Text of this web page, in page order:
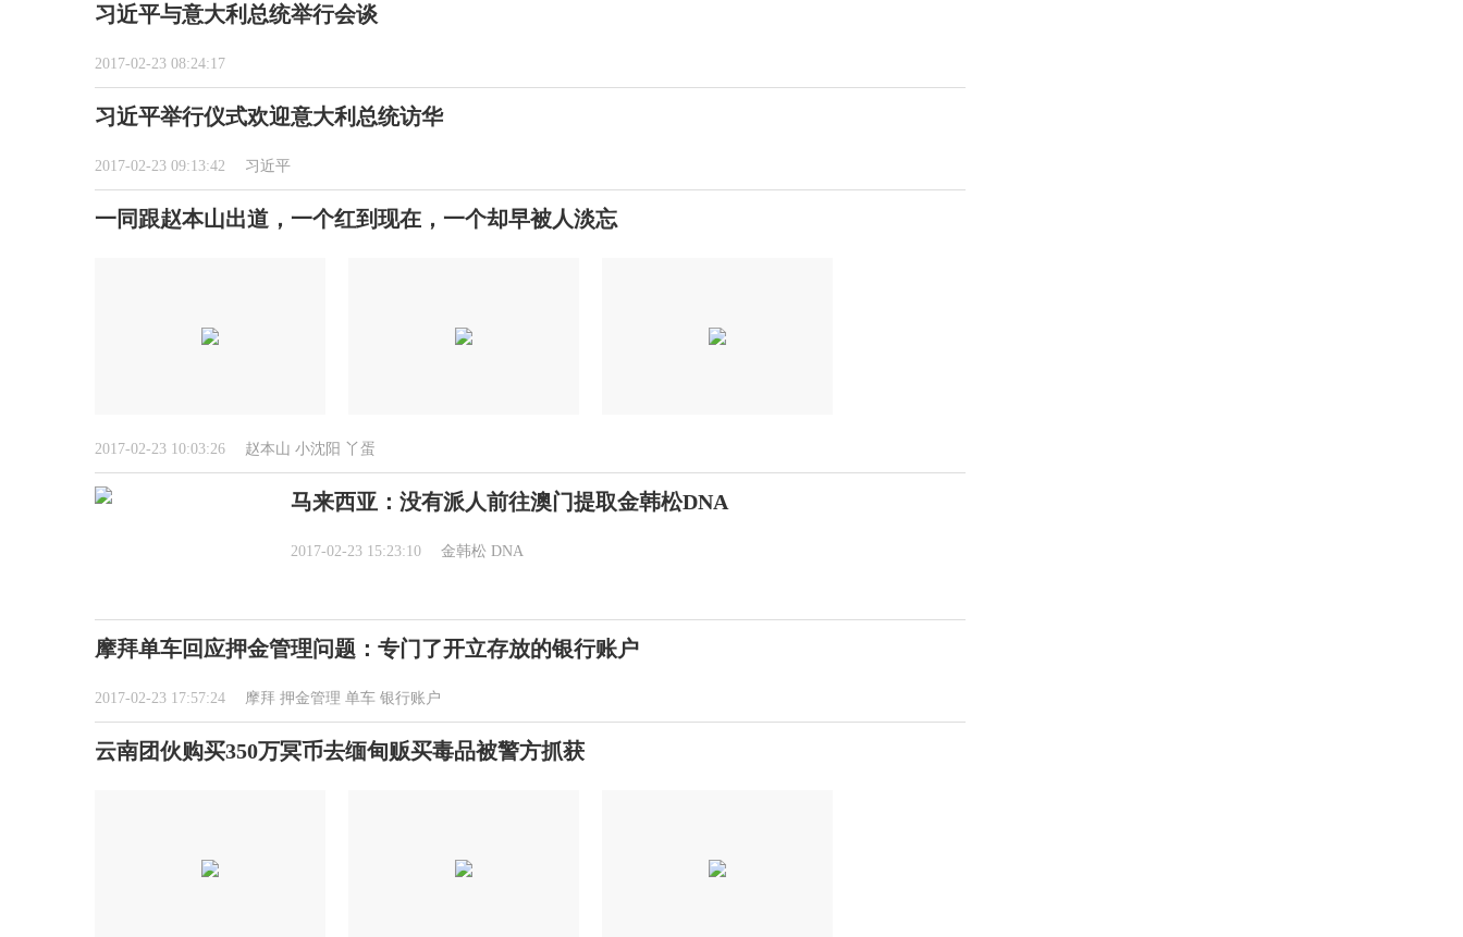
习近平与意大利总统举行会谈
2017-02-23 08:24:17
习近平举行仪式欢迎意大利总统访华
2017-02-23 09:13:42 习近平
一同跟赵本山出道，一个红到现在，一个却早被人淡忘
2017-02-23 10:03:26 赵本山 小沈阳 丫蛋
马来西亚：没有派人前往澳门提取金韩松DNA
2017-02-23 15:23:10 金韩松 DNA
摩拜单车回应押金管理问题：专门了开立存放的银行账户
2017-02-23 17:57:24 摩拜 押金管理 单车 银行账户
云南团伙购买350万冥币去缅甸贩买毒品被警方抓获